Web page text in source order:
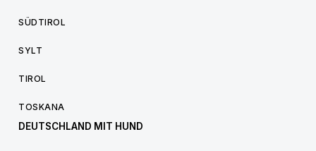
SÜDTIROL
SYLT
TIROL
TOSKANA
DEUTSCHLAND MIT HUND